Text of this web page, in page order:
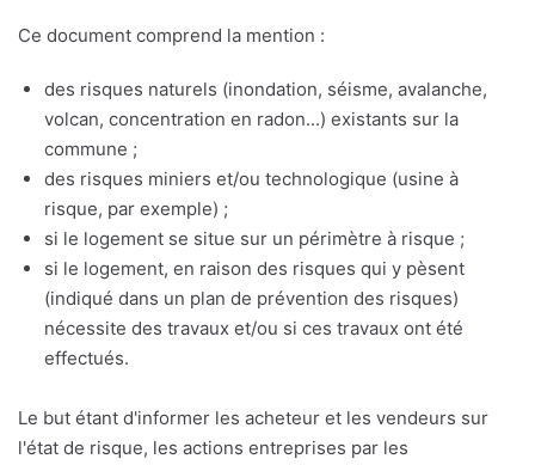
Ce document comprend la mention :
des risques naturels (inondation, séisme, avalanche,
volcan, concentration en radon...) existants sur la
commune ;
des risques miniers et/ou technologique (usine à
risque, par exemple) ;
si le logement se situe sur un périmètre à risque ;
si le logement, en raison des risques qui y pèsent
(indiqué dans un plan de prévention des risques)
nécessite des travaux et/ou si ces travaux ont été
effectués.
Le but étant d'informer les acheteur et les vendeurs sur
l'état de risque, les actions entreprises par les